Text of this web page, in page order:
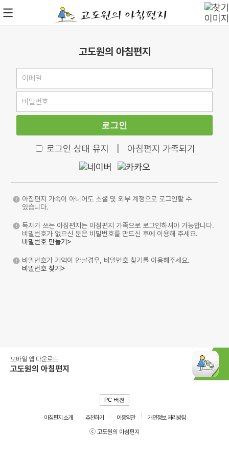
고도원의 아침편지
로그인
로그인 상태 유지 아침편지 가족되기
아침편지 가족이 아니어도 소셜 및 외부 계정으로 로그인할 수
있습니다.
독자가 쓰는 아침편지는 아침편지 가족으로 로그인하셔야 가능합니다.
비밀번호가 없으신 분은 비밀번호를 만드신 후에 이용해 주세요.
비밀번호 만들기>
비밀번호가 기억이 안날경우, 비밀번호 찾기를 이용해주세요.
비밀번호 찾기>
모바일 앱 다운로드
고도원의 아침편지
PC 버전
아침편지 소개 추천하기 이용약관
개인정보 처리방침
ⓒ 고도원의 아침편지